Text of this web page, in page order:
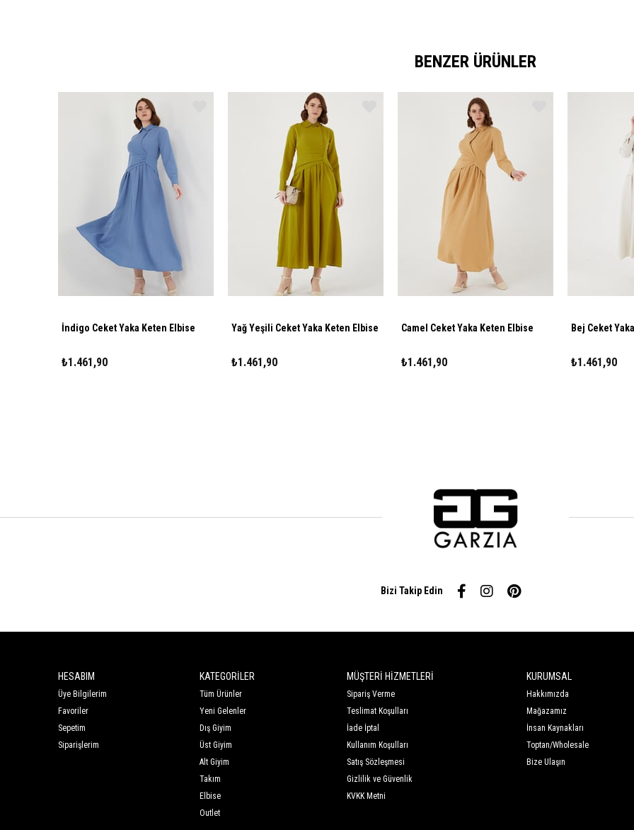
BENZER ÜRÜNLER
İndigo Ceket Yaka Keten Elbise
₺1.461,90
Yağ Yeşili Ceket Yaka Keten Elbise
₺1.461,90
Camel Ceket Yaka Keten Elbise
₺1.461,90
Bej Ceket
₺1.461,90
Bizi Takip Edin
HESABIM
Üye Bilgilerim
Favoriler
Sepetim
Siparişlerim
KATEGORİLER
Tüm Ürünler
Yeni Gelenler
Dış Giyim
Üst Giyim
Alt Giyim
Takım
Elbise
Outlet
MÜŞTERİ HİZMETLERİ
Sipariş Verme
Teslimat Koşulları
İade İptal
Kullanım Koşulları
Satış Sözleşmesi
Gizlilik ve Güvenlik
KVKK Metni
KURUMSAL
Hakkımızda
Mağazamız
İnsan Kaynakları
Toptan/Wholesale
Bize Ulaşın